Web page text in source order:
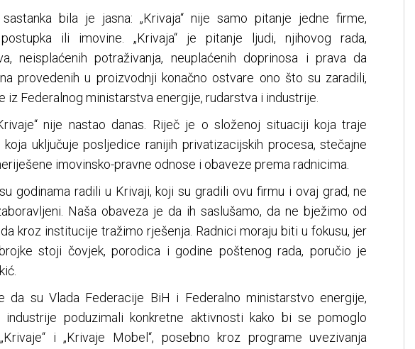
bila je jasna: „Krivaja“ nije samo pitanje jedne firme,
ili imovine. „Krivaja“ je pitanje ljudi, njihovog rada,
neisplaćenih potraživanja, neuplaćenih doprinosa i prava da
provedenih u proizvodnji konačno ostvare ono što su zaradili,
iz Federalnog ministarstva energije, rudarstva i industrije.
nije nastao danas. Riječ je o složenoj situaciji koja traje
koja uključuje posljedice ranijih privatizacijskih procesa, stečajne
imovinsko-pravne odnose i obaveze prema radnicima.
godinama radili u Krivaji, koji su gradili ovu firmu i ovaj grad, ne
Naša obaveza je da ih saslušamo, da ne bježimo od
kroz institucije tražimo rješenja. Radnici moraju biti u fokusu, jer
stoji čovjek, porodica i godine poštenog rada, poručio je
da su Vlada Federacije BiH i Federalno ministarstvo energije,
industrije poduzimali konkretne aktivnosti kako bi se pomoglo
i „Krivaje Mobel“, posebno kroz programe uvezivanja